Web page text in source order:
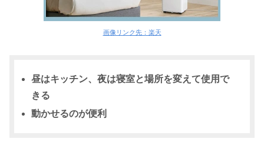
画像リンク先：楽天
昼はキッチン、夜は寝室と場所を変えて使用で
きる
動かせるのが便利